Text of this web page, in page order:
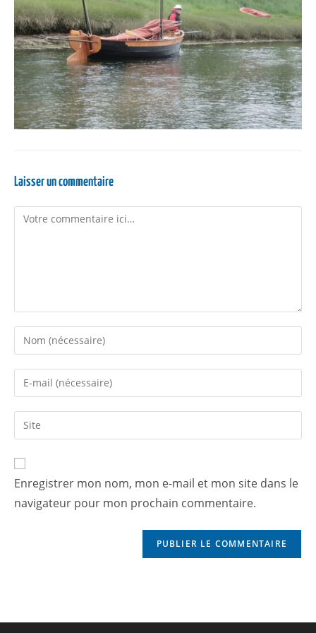
Laisser un commentaire
Enregistrer mon nom, mon e-mail et mon site dans le
navigateur pour mon prochain commentaire.